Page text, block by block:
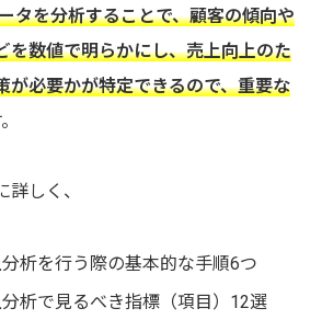
タを分析することで、顧客の傾向や
を数値で明らかにし、売上向上のた
が必要かが特定できるので、重要な
詳しく、
分析を行う際の基本的な手順6つ
分析で見るべき指標（項目）12選